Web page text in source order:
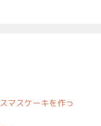
マスケーキを作っ